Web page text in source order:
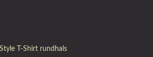
T-Shirt rundhals